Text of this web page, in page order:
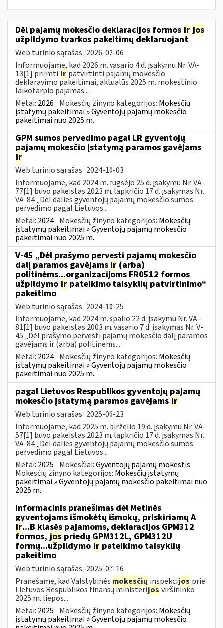
Dėl pajamų mokesčio deklaracijos formos ir jos
užpildymo tvarkos pakeitimų deklaruojant
Web turinio sąrašas 2026-02-06
Informuojame, kad 2026 m. vasario 4 d. įsakymu Nr. VA-
13[1] priimti ir patvirtinti pajamų mokesčio
deklaravimo pakeitimai, aktualūs 2025 m. mokestinio
laikotarpio pajamas...
Metai: 2026 Mokesčių žinyno kategorijos: Mokesčių
įstatymų pakeitimai » Gyventojų pajamų mokesčio
pakeitimai nuo 2025 m.
GPM sumos pervedimo pagal LR gyventojų
pajamų mokesčio įstatymą paramos gavėjams
ir
Web turinio sąrašas 2024-10-03
Informuojame, kad 2024 m. rugsėjo 25 d. įsakymu Nr. VA-
77[1] buvo pakeistas 2023 m. lapkričio 17 d. įsakymas Nr.
VA-84 „Dėl dalies gyventojų pajamų mokesčio sumos
pervedimo pagal Lietuvos...
Metai: 2024 Mokesčių žinyno kategorijos: Mokesčių
įstatymų pakeitimai » Gyventojų pajamų mokesčio
pakeitimai nuo 2025 m.
V-45 „Dėl prašymo pervesti pajamų mokesčio
dalį paramos gavėjams ir (arba)
politinėms...organizacijoms FR0512 formos
užpildymo ir pateikimo taisyklių patvirtinimo“
pakeitimo
Web turinio sąrašas 2024-10-25
Informuojame, kad 2024 m. spalio 22 d. įsakymu Nr. VA-
81[1] buvo pakeistas 2003 m. vasario 7 d. įsakymas Nr. V-
45 „Dėl prašymo pervesti pajamų mokesčio dalį paramos
gavėjams ir (arba) politinėms...
Metai: 2024 Mokesčių žinyno kategorijos: Mokesčių
įstatymų pakeitimai » Gyventojų pajamų mokesčio
pakeitimai nuo 2025 m.
pagal Lietuvos Respublikos gyventojų pajamų
mokesčio įstatymą paramos gavėjams ir
Web turinio sąrašas 2025-06-23
Informuojame, kad 2025 m. birželio 19 d. įsakymu Nr. VA-
57[1] buvo pakeistas 2023 m. lapkričio 17 d. įsakymas Nr.
VA-84 „Dėl dalies gyventojų pajamų mokesčio sumos
pervedimo pagal Lietuvos...
Metai: 2025 Mokesčiai:Gyventojų pajamų mokestis
Mokesčių žinyno kategorijos: Mokesčių įstatymų
pakeitimai » Gyventojų pajamų mokesčio pakeitimai nuo
2025 m.
Informacinis pranešimas dėl Metinės
gyventojams išmokėtų išmokų, priskiriamų A
ir...B klasės pajamoms, deklaracijos GPM312
formos, jos priedų GPM312L, GPM312U
formų...užpildymo ir pateikimo taisyklių
pakeitimo
Web turinio sąrašas 2025-07-16
Pranešame, kad Valstybinės mokesčių inspekcijos prie
Lietuvos Respublikos finansų ministerijos viršininko
2025 m. liepos...
Metai: 2025 Mokesčių žinyno kategorijos: Mokesčių
įstatymų pakeitimai » Gyventojų pajamų mokesčio